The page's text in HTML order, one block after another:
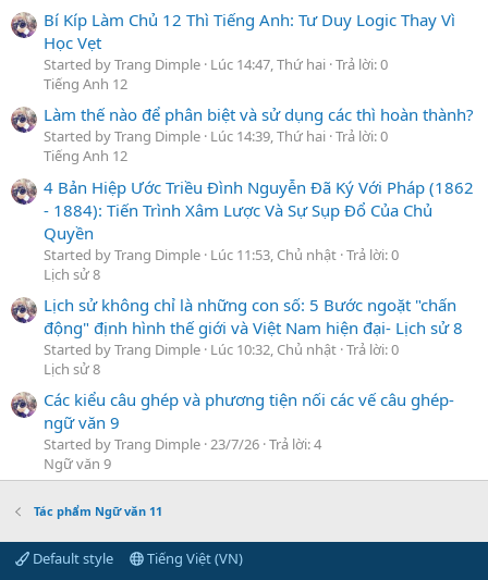
Bí Kíp Làm Chủ 12 Thì Tiếng Anh: Tư Duy Logic Thay Vì
Học Vẹt
Started by Trang Dimple Lúc 14:47, Thứ hai Trả lời: 0
Tiếng Anh 12
Làm thế nào để phân biệt và sử dụng các thì hoàn thành?
Started by Trang Dimple Lúc 14:39, Thứ hai Trả lời: 0
Tiếng Anh 12
4 Bản Hiệp Ước Triều Đình Nguyễn Đã Ký Với Pháp (1862
- 1884): Tiến Trình Xâm Lược Và Sự Sụp Đổ Của Chủ
Quyền
Started by Trang Dimple Lúc 11:53, Chủ nhật Trả lời: 0
Lịch sử 8
Lịch sử không chỉ là những con số: 5 Bước ngoặt "chấn
động" định hình thế giới và Việt Nam hiện đại- Lịch sử 8
Started by Trang Dimple Lúc 10:32, Chủ nhật Trả lời: 0
Lịch sử 8
Các kiểu câu ghép và phương tiện nối các vế câu ghép-
ngữ văn 9
Started by Trang Dimple 23/7/26 Trả lời: 4
Ngữ văn 9
Tác phẩm Ngữ văn 11
Default style
Tiếng Việt (VN)